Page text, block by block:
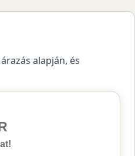
alapján, és